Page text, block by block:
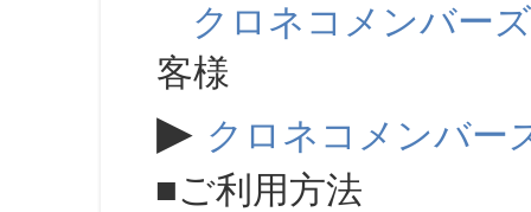
クロネコメンバーズ
客様
▶ クロネコメンバー
■ご利用方法